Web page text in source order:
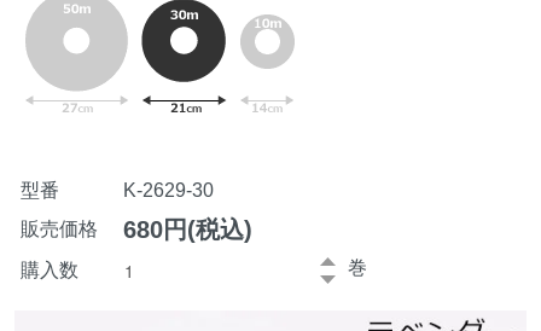
型番
K-2629-30
販売価格
680円(税込)
購入数 巻